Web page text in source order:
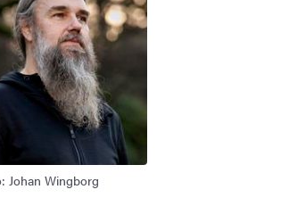
Johan Wingborg